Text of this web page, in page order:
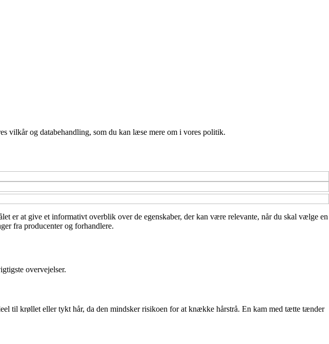
vilkår og databehandling, som du kan læse mere om i vores politik.
er at give et informativt overblik over de egenskaber, der kan være relevante, når du skal vælge en
fra producenter og forhandlere.
overvejelser.
til krøllet eller tykt hår, da den mindsker risikoen for at knække hårstrå. En kam med tætte tænder